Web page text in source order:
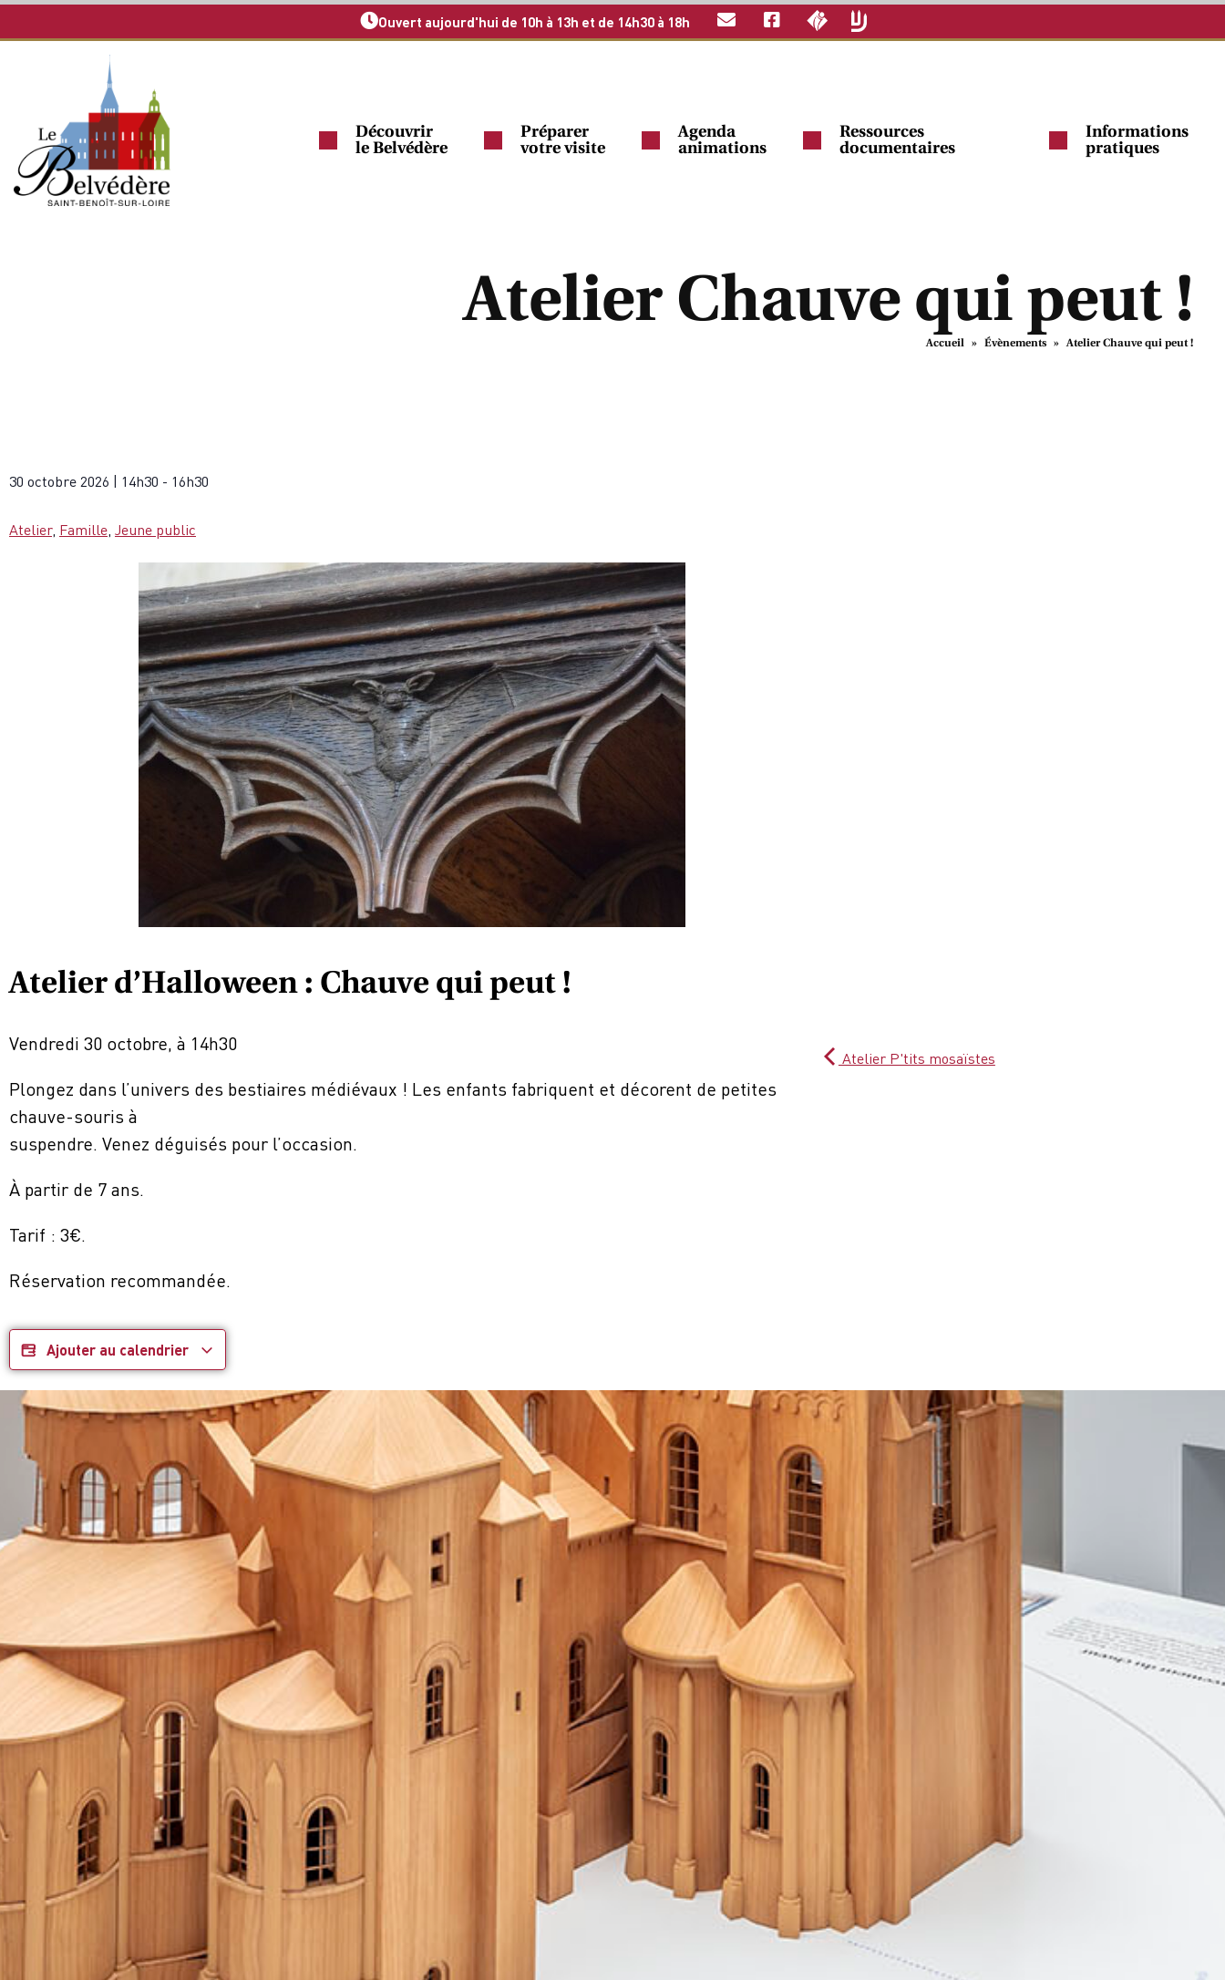
Ouvert aujourd'hui de 10h à 13h et de 14h30 à 18h
Découvrir
le Belvédère
Préparer
votre visite
Agenda
animations
Ressources
documentaires
Informations
pratiques
Atelier Chauve qui peut !
Accueil » Évènements » Atelier Chauve qui peut !
30 octobre 2026 | 14h30 - 16h30
Atelier, Famille Jeune public
Atelier d’Halloween : Chauve qui peut !
Vendredi 30 octobre, à 14h30
Plongez dans l’univers des bestiaires médiévaux ! Les enfants fabriquent et décorent de petites
chauve-souris à
suspendre. Venez déguisés pour l’occasion.
À partir de 7 ans.
Tarif : 3€.
Réservation recommandée.
Ajouter au calendrier
Atelier P'tits mosaïstes